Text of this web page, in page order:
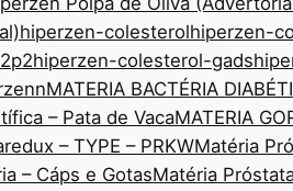
hiperzen-colesterolhiperzen-
hiperzen-colesterol-gads
MATERIA BACTÉRIA
– Pata de VacaMATERIA
– TYPE – PRKWMatéria
– Cáps e GotasMatéria